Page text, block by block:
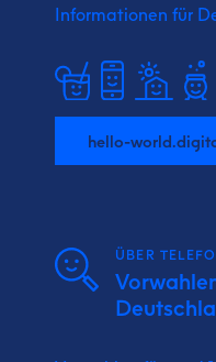
Informationen für
hello-
ÜBER